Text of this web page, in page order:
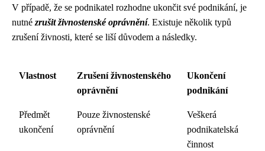
V případě, že se podnikatel rozhodne ukončit své podnikání, je
nutné zrušit živnostenské oprávnění. Existuje několik typů
zrušení živnosti, které se liší důvodem a následky.
Vlastnost
Zrušení živnostenského
oprávnění
Ukončení
podnikání
Předmět
ukončení
Pouze živnostenské
oprávnění
Veškerá
podnikatelská
činnost